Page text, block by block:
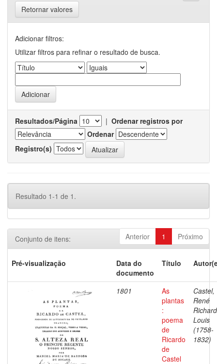
Retornar valores
Adicionar filtros:
Utilizar filtros para refinar o resultado de busca.
Resultados/Página | Ordenar registros por
Ordenar
Registro(s)
Resultado 1-1 de 1.
Anterior 1 Próximo
Conjunto de itens:
Pré-visualização
Data do
documento
Título
1801
As
plantas
:
poema
de
Ricardo
de
Castel
Castel,
René
Richard
Louis
(1758-
1832)